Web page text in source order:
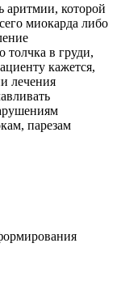
аритмии, которой
миокарда либо
толчка в груди,
кажется,
лечения
парезам